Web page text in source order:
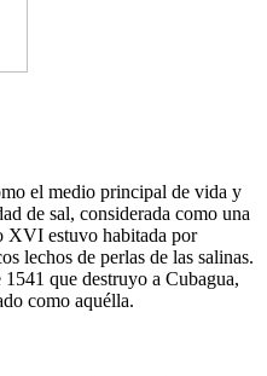
el medio principal de vida y
de sal, considerada como una
XVI estuvo habitada por
lechos de perlas de las salinas.
que destruyo a Cubagua,
como aquélla.